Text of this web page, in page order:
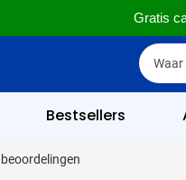
Gratis
Zoek
Zoek
Bestsellers
is 86